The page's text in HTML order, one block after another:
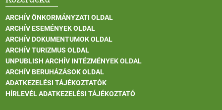
ARCHÍV ÖNKORMÁNYZATI OLDAL
ARCHÍV ESEMÉNYEK OLDAL
ARCHÍV DOKUMENTUMOK OLDAL
ARCHÍV TURIZMUS OLDAL
UNPUBLISH ARCHÍV INTÉZMÉNYEK OLDAL
ARCHÍV BERUHÁZÁSOK OLDAL
ADATKEZELÉSI TÁJÉKOZTATÓK
HÍRLEVÉL ADATKEZELÉSI TÁJÉKOZTATÓ